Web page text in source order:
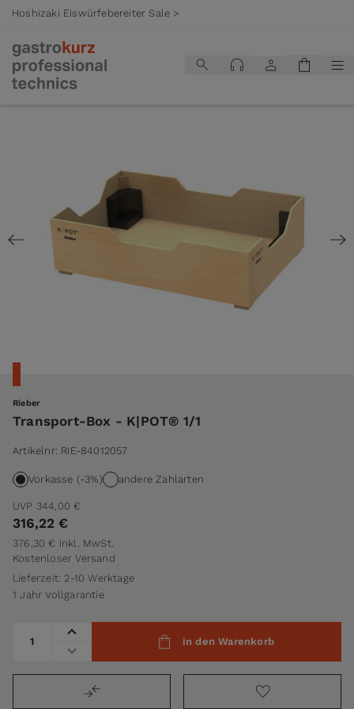
Hoshizaki Eiswürfebereiter Sale >
Rieber
Transport-Box - K|POT® 1/1
Artikelnr: RIE-84012057
Vorkasse (-3%) andere Zahlarten
UVP 344,00 €
316,22 €
376,30 € inkl. MwSt.
Kostenloser Versand
Lieferzeit: 2-10 Werktage
1 Jahr Vollgarantie
in den Warenkorb